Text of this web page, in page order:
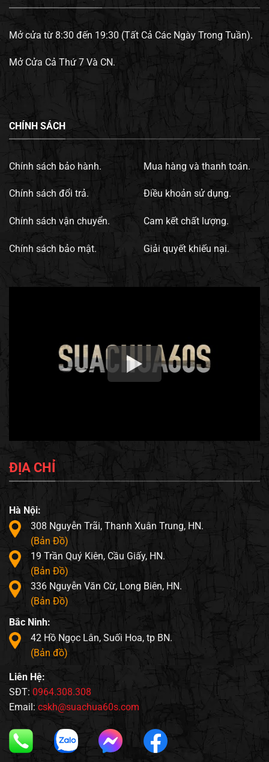
Mở cửa từ 8:30 đến 19:30 (Tất Cả Các Ngày Trong Tuần).
Mở Cửa Cả Thứ 7 Và CN.
CHÍNH SÁCH
Chính sách bảo hành.
Chính sách đổi trả.
Chính sách vận chuyển.
Chính sách bảo mật.
Mua hàng và thanh toán.
Điều khoản sử dụng.
Cam kết chất lượng.
Giải quyết khiếu nại.
ĐỊA CHỈ
Hà Nội:
308 Nguyễn Trãi, Thanh Xuân Trung, HN.
(Bản Đồ)
19 Trần Quý Kiên, Cầu Giấy, HN.
(Bản Đồ)
336 Nguyễn Văn Cừ, Long Biên, HN.
(Bản Đồ)
Bắc Ninh:
42 Hồ Ngọc Lân, Suối Hoa, tp BN.
(Bản đồ)
Liên Hệ:
SĐT: 0964.308.308
Email: cskh@suachua60s.com